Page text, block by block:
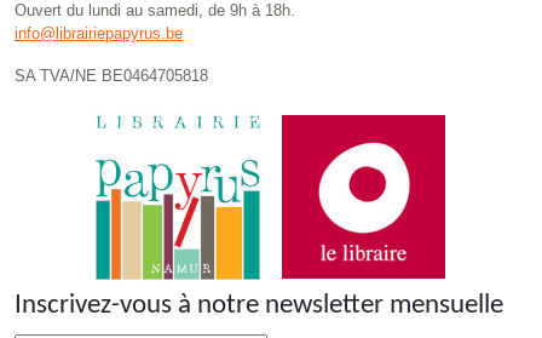
Ouvert du lundi au samedi, de 9h à 18h.
info@librairiepapyrus.be
SA TVA/NE BE0464705818
Inscrivez-vous à notre newsletter mensuelle